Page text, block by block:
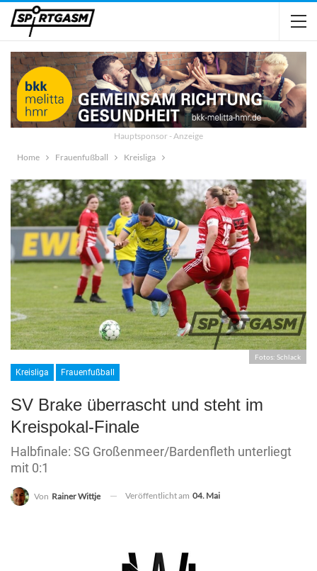
Hauptsponsor - Anzeige
Home
Frauenfußball Kreisliga
Fotos: Schlack
Kreisliga Frauenfußball
SV Brake überrascht und steht im
Kreispokal-Finale
Halbfinale: SG Großenmeer/Bardenfleth unterliegt
mit 0:1
Von Rainer Wittje Veröffentlicht am 04. Mai